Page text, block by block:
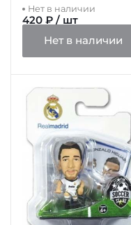
Нет в наличии
420 ₽ / шт
Нет в наличии